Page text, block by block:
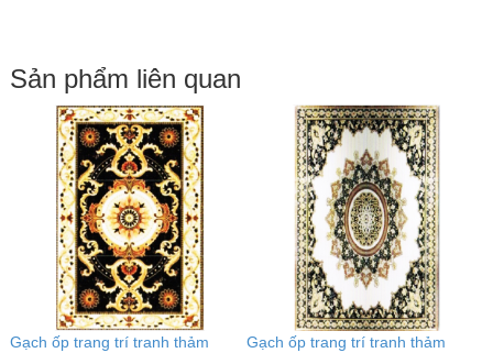
Sản phẩm liên quan
Gạch ốp trang trí tranh thảm
Gạch ốp trang trí tranh thảm